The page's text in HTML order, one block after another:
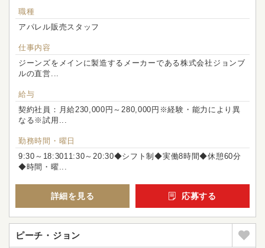
職種
アパレル販売スタッフ
仕事内容
ジーンズをメインに製造するメーカーである株式会社ジョンブ
ルの直営...
給与
契約社員：月給230,000円～280,000円※経験・能力により異
なる※試用...
勤務時間・曜日
9:30～18:3011:30～20:30◆シフト制◆実働8時間◆休憩60分
◆時間・曜...
詳細を見る 応募する
ピーチ・ジョン